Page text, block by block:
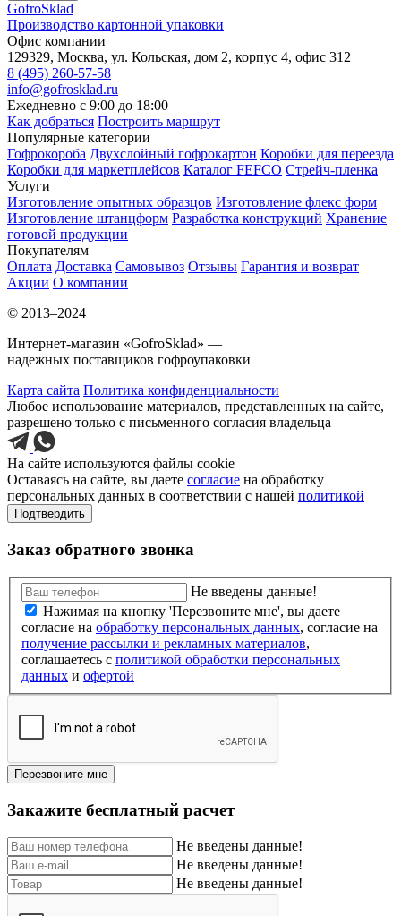
GofroSklad
Производство картонной упаковки
Офис компании
129329, Москва, ул. Кольская, дом 2, корпус 4, офис 312
8 (495) 260-57-58
info@gofrosklad.ru
Ежедневно с 9:00 до 18:00
Как добраться Построить маршрут
Популярные категории
Гофрокороба Двухслойный гофрокартон Коробки для переезда
Коробки для маркетплейсов Каталог FEFCO Стрейч-пленка
Услуги
Изготовление опытных образцов Изготовление флекс форм
Изготовление штанцформ Разработка конструкций Хранение
готовой продукции
Покупателям
Оплата Доставка Самовывоз Отзывы Гарантия и возврат
Акции О компании
© 2013–2024
Интернет-магазин «GofroSklad» —
надежных поставщиков гофроупаковки
Карта сайта Политика конфиденциальности
Любое использование материалов, представленных на сайте,
разрешено только с письменного согласия владельца
На сайте используются файлы cookie
Оставаясь на сайте, вы даете согласие на обработку
персональных данных в соответствии с нашей политикой
Подтвердить
Заказ обратного звонка
Не введены данные!
Нажимая на кнопку 'Перезвоните мне', вы даете
согласие на обработку персональных данных, согласие на
получение рассылки и рекламных материалов,
соглашаетесь c политикой обработки персональных
данных и офертой
Перезвоните мне
Закажите бесплатный расчет
Не введены данные!
Не введены данные!
Не введены данные!